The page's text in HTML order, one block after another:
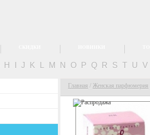
H J K M N O P Q R S T U V
Главная / Женская парфюмерия